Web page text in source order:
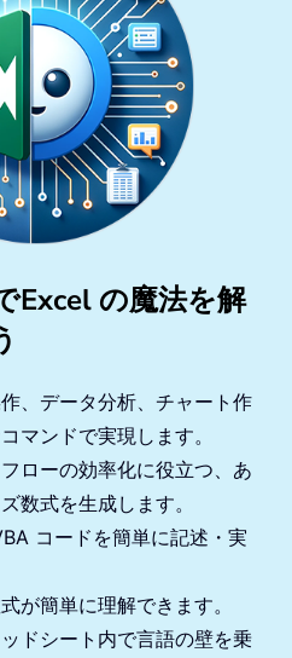
Excel の魔法を解
、データ分析、チャート作
マンドで実現します。
フローの効率化に役立つ、あ
数式を生成します。
コードを簡単に記述・実
が簡単に理解できます。
ッドシート内で言語の壁を乗